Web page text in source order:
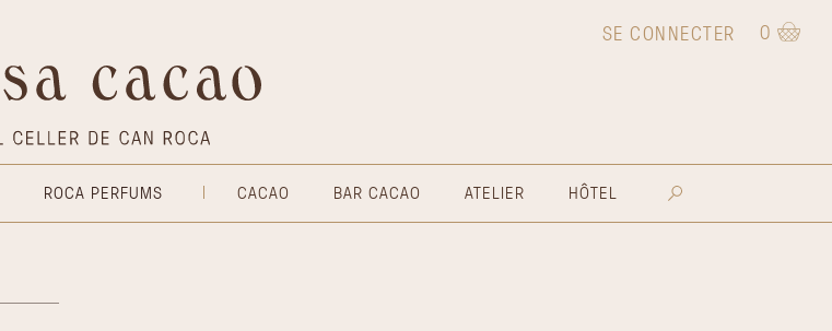
SE CONNECTER 0
ROCA PERFUMS CACAO BAR CACAO ATELIER HÔTEL